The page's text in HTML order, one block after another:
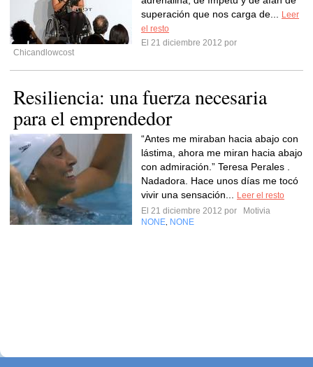
superación que nos carga de...
Leer
el resto
El 21 diciembre 2012 por
Chicandlowcost
Resiliencia: una fuerza necesaria
para el emprendedor
“Antes me miraban hacia abajo con
lástima, ahora me miran hacia abajo
con admiración.” Teresa Perales .
Nadadora. Hace unos días me tocó
vivir una sensación...
Leer el resto
El 21 diciembre 2012 por
Motivia
NONE NONE